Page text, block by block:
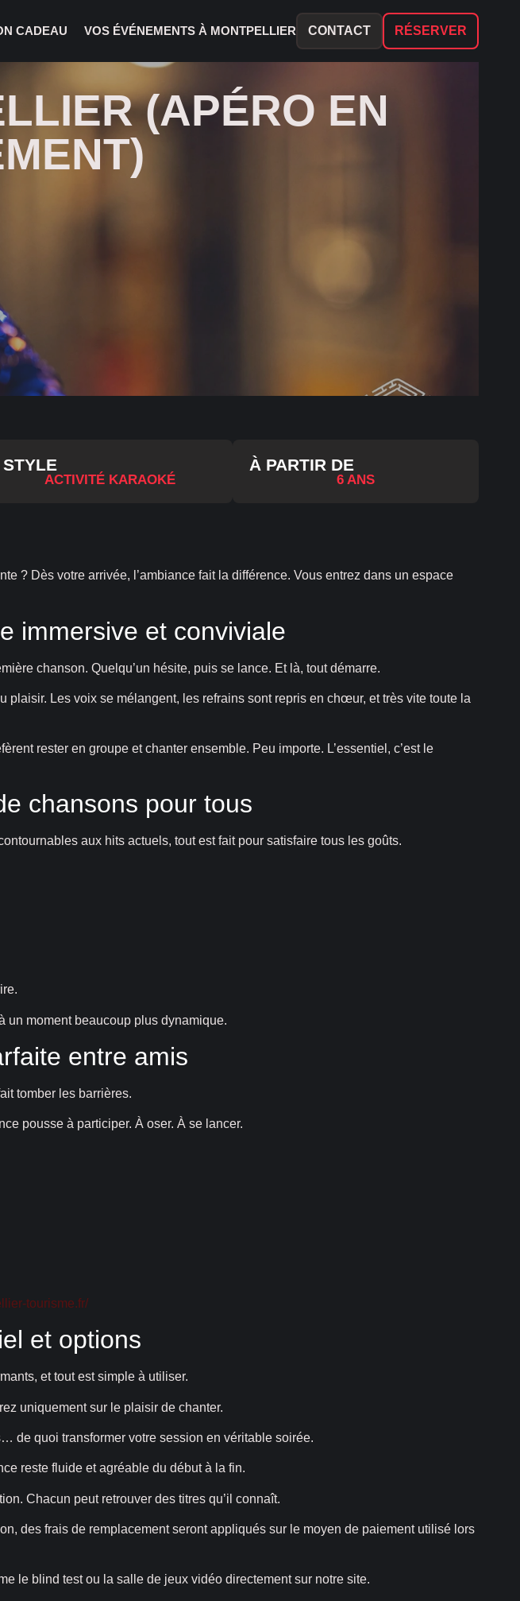
CADEAU VOS ÉVÉNEMENTS À MONTPELLIER CONTACT RÉSERVER
(APÉRO EN
STYLE
ACTIVITÉ KARAOKÉ
À PARTIR DE
6 ANS
? Dès votre arrivée, l’ambiance fait la différence. Vous entrez dans un espace
immersive et conviviale
chanson. Quelqu’un hésite, puis se lance. Et là, tout démarre.
Les voix se mélangent, les refrains sont repris en chœur, et très vite toute la
rester en groupe et chanter ensemble. Peu importe. L’essentiel, c’est le
chansons pour tous
aux hits actuels, tout est fait pour satisfaire tous les goûts.
un moment beaucoup plus dynamique.
entre amis
tomber les barrières.
pousse à participer. À oser. À se lancer.
tourisme.fr/
et options
et tout est simple à utiliser.
uniquement sur le plaisir de chanter.
de quoi transformer votre session en véritable soirée.
reste fluide et agréable du début à la fin.
Chacun peut retrouver des titres qu’il connaît.
des frais de remplacement seront appliqués sur le moyen de paiement utilisé lors
le blind test ou la salle de jeux vidéo directement sur notre site.